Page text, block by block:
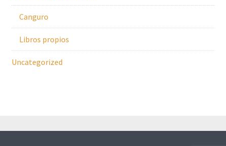
Canguro
Libros propios
Uncategorized